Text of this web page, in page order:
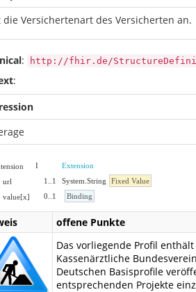
die Versichertenart des Versicherten an.
: http://fhir.de/
:
I
Extension
url
1 1 System.String
Fixed Value
value[x]
0 1 Binding
offene Punkte
Das vorliegende Profil
Kassenärztliche
Deutschen Basisprofile
entsprechenden Projekte